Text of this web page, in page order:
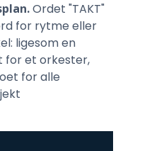
Ordet "TAKT"
for rytme eller
ligesom en
et orkester,
for alle